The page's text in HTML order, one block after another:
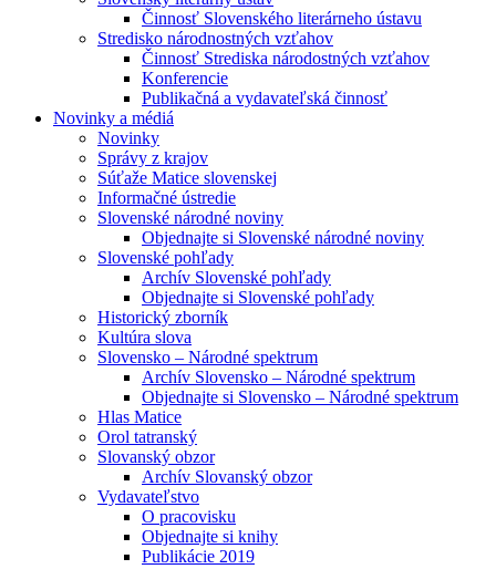
Činnosť Slovenského literárneho ústavu
Stredisko národnostných vzťahov
Činnosť Strediska národostných vzťahov
Konferencie
Publikačná a vydavateľská činnosť
Novinky a médiá
Novinky
Správy z krajov
Súťaže Matice slovenskej
Informačné ústredie
Slovenské národné noviny
Objednajte si Slovenské národné noviny
Slovenské pohľady
Archív Slovenské pohľady
Objednajte si Slovenské pohľady
Historický zborník
Kultúra slova
Slovensko – Národné spektrum
Archív Slovensko – Národné spektrum
Objednajte si Slovensko – Národné spektrum
Hlas Matice
Orol tatranský
Slovanský obzor
Archív Slovanský obzor
Vydavateľstvo
O pracovisku
Objednajte si knihy
Publikácie 2019